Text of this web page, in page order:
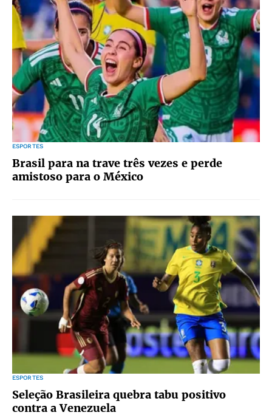
ESPORTES
Brasil para na trave três vezes e perde
amistoso para o México
ESPORTES
Seleção Brasileira quebra tabu positivo
contra a Venezuela